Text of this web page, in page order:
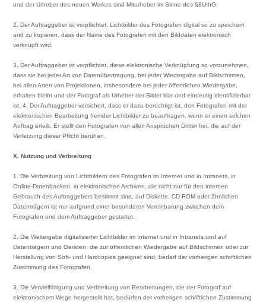
und der Urheber des neuen Werkes sind Miturheber im Sinne des §8UrhG.
2. Der Auftraggeber ist verpflichtet, Lichtbilder des Fotografen digital so zu speichern
und zu kopieren, dass der Name des Fotografen mit den Bilddaten elektronisch
verknüpft wird.
3. Der Auftraggeber ist verpflichtet, diese elektronische Verknüpfung so vorzunehmen,
dass sie bei jeder Art von Datenübertragung, bei jeder Wiedergabe auf Bildschirmen,
bei allen Arten von Projektionen, insbesondere bei jeder öffentlichen Wiedergabe,
erhalten bleibt und der Fotograf als Urheber der Bilder klar und eindeutig identifizierbar
ist. 4. Der Auftraggeber versichert, dass er dazu berechtigt ist, den Fotografen mit der
elektronischen Bearbeitung fremder Lichtbilder zu beauftragen, wenn er einen solchen
Auftrag erteilt. Er stellt den Fotografen von allen Ansprüchen Dritter frei, die auf der
Verletzung dieser Pflicht beruhen.
X. Nutzung und Verbreitung
1. Die Verbreitung von Lichtbildern des Fotografen im Internet und in Intranets, in
Online-Datenbanken, in elektronischen Archiven, die nicht nur für den internen
Gebrauch des Auftraggebers bestimmt sind, auf Diskette, CD-ROM oder ähnlichen
Datenträgern ist nur aufgrund einer besonderen Vereinbarung zwischen dem
Fotografen und dem Auftraggeber gestattet.
2. Die Weitergabe digitalisierter Lichtbilder im Internet und in Intranets und auf
Datenträgern und Geräten, die zur öffentlichen Wiedergabe auf Bildschirmen oder zur
Herstellung von Soft- und Hardcopies geeignet sind, bedarf der vorherigen schriftlichen
Zustimmung des Fotografen.
3. Die Vervielfältigung und Verbreitung von Bearbeitungen, die der Fotograf auf
elektronischem Wege hergestellt hat, bedürfen der vorherigen schriftlichen Zustimmung